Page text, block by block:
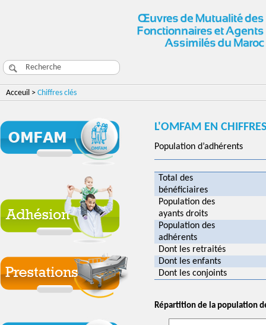
Acceuil > Chiffres clés
L'OMFAM EN CHIFFRES
Population d’adhérents
Total des
bénéficiaires
Population des
ayants droits
Population des
adhérents
Dont les retraités
Dont les enfants
Dont les conjoints
Répartition de la population